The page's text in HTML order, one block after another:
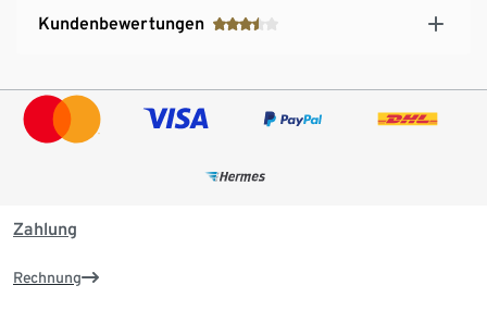
Kundenbewertungen
Zahlung
Rechnung